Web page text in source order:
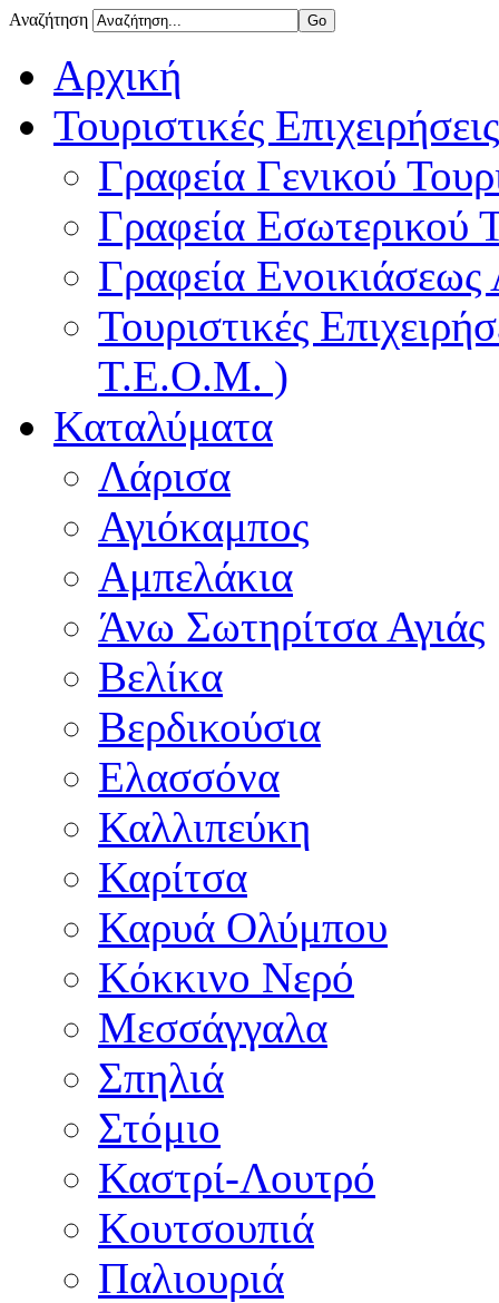
Αναζήτηση
Αρχική
Τουριστικές Επιχειρήσεις
Γραφεία Γενικού
Γραφεία Εσωτερικού
Γραφεία
Τουριστικές
Τ.Ε.Ο.Μ. )
Καταλύματα
Λάρισα
Αγιόκαμπος
Αμπελάκια
Άνω Σωτηρίτσα Αγιάς
Βελίκα
Βερδικούσια
Ελασσόνα
Καλλιπεύκη
Καρίτσα
Καρυά Ολύμπου
Κόκκινο Νερό
Μεσσάγγαλα
Σπηλιά
Στόμιο
Καστρί-Λουτρό
Κουτσουπιά
Παλιουριά